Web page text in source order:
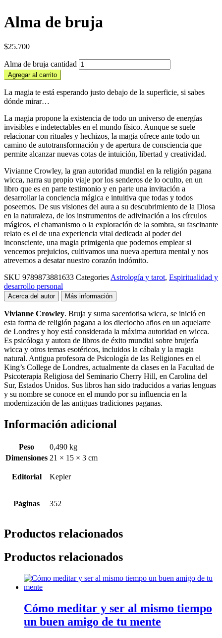
Alma de bruja
$25.700
Alma de bruja cantidad
Agregar al carrito
La magia te está esperando justo debajo de la superficie, si sabes
dónde mirar…
La magia propone la existencia de todo un universo de energías
invisibles e indetectables en el mundo físico. Aunque se suele
relacionar con rituales y hechizos, la magia ofrece ante todo un
camino de autotransformación y de apertura de consciencia que
permite alcanzar nuevas cotas de intuición, libertad y creatividad.
Vivianne Crowley, la gran autoridad mundial en la religión pagana
wicca, narra su propio viaje por los senderos de lo oculto, en un
libro que es en parte testimonio y en parte una invitación a
desarrollar la conciencia mágica e intuitiva que todas y todos
poseemos. De sus visiones del aura a su descubrimiento de la Diosa
en la naturaleza, de los instrumentos de adivinación a los círculos
mágicos, el chamanismo o la exploración de la sombra, su fascinante
relato es el de una experiencia vital dedicada al poder del
inconsciente, una magia primigenia que podemos emplear si
vencemos prejuicios, cultivamos una nueva apertura mental y nos
atrevemos a desatar nuestro corazón indómito.
SKU 9789873881633 Categories Astrología y tarot, Espiritualidad y
desarrollo personal
Acerca del autor Más información
Vivianne Crowley. Bruja y suma sacerdotisa wicca, se inició en
esta forma de religión pagana a los dieciocho años en un aquelarre
de Londres y hoy está considerada la máxima autoridad en wicca.
Es psicóloga y autora de libros de éxito mundial sobre brujería
wicca y otros temas esotéricos, incluidos la cábala y la magia
natural. Antigua profesora de Psicología de las Religiones en el
King’s College de Londres, actualmente da clases en la Facultad de
Psicoterapia Religiosa del Seminario Cherry Hill, en Carolina del
Sur, Estados Unidos. Sus libros han sido traducidos a varias lenguas
y su nombre se conoce en el mundo por su influencia en la
modernización de las antiguas tradiciones paganas.
Información adicional
Peso
0,490 kg
Dimensiones 21 × 15 × 3 cm
Editorial Kepler
Páginas 352
Productos relacionados
Productos relacionados
Cómo meditar y ser al mismo tiempo
un buen amigo de tu mente